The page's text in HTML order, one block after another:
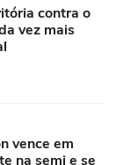
contra o
vez mais
vence em
na semi e se